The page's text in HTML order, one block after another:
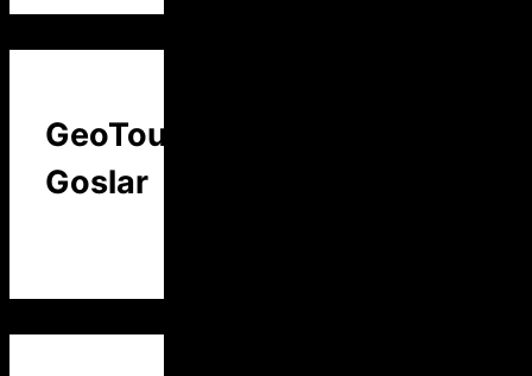
GeoTour
Goslar